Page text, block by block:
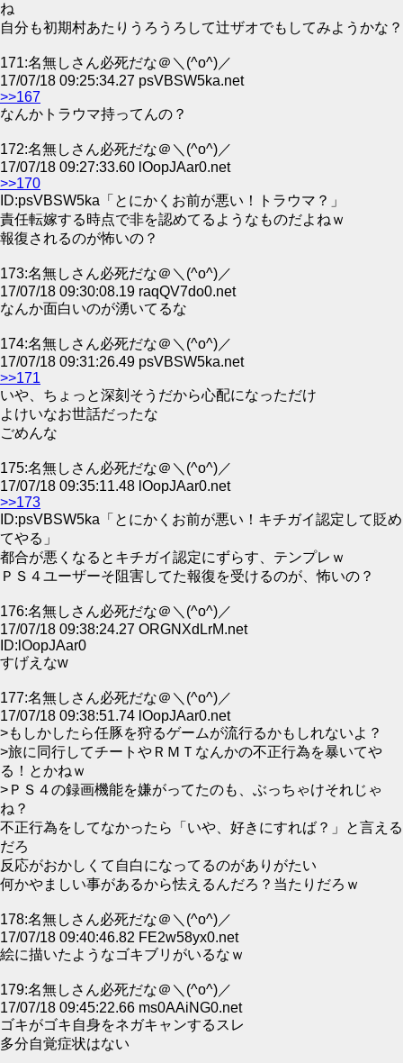
ね
自分も初期村あたりうろうろして辻ザオでもしてみようかな？
171:名無しさん必死だな＠＼(^o^)／
17/07/18 09:25:34.27 psVBSW5ka.net
>>167
なんかトラウマ持ってんの？
172:名無しさん必死だな＠＼(^o^)／
17/07/18 09:27:33.60 lOopJAar0.net
>>170
ID:psVBSW5ka「とにかくお前が悪い！トラウマ？」
責任転嫁する時点で非を認めてるようなものだよねｗ
報復されるのが怖いの？
173:名無しさん必死だな＠＼(^o^)／
17/07/18 09:30:08.19 raqQV7do0.net
なんか面白いのが湧いてるな
174:名無しさん必死だな＠＼(^o^)／
17/07/18 09:31:26.49 psVBSW5ka.net
>>171
いや、ちょっと深刻そうだから心配になっただけ
よけいなお世話だったな
ごめんな
175:名無しさん必死だな＠＼(^o^)／
17/07/18 09:35:11.48 lOopJAar0.net
>>173
ID:psVBSW5ka「とにかくお前が悪い！キチガイ認定して貶め
てやる」
都合が悪くなるとキチガイ認定にずらす、テンプレｗ
ＰＳ４ユーザーそ阻害してた報復を受けるのが、怖いの？
176:名無しさん必死だな＠＼(^o^)／
17/07/18 09:38:24.27 ORGNXdLrM.net
ID:lOopJAar0
すげえなw
177:名無しさん必死だな＠＼(^o^)／
17/07/18 09:38:51.74 lOopJAar0.net
>もしかしたら任豚を狩るゲームが流行るかもしれないよ？
>旅に同行してチートやＲＭＴなんかの不正行為を暴いてや
る！とかねｗ
>ＰＳ４の録画機能を嫌がってたのも、ぶっちゃけそれじゃ
ね？
不正行為をしてなかったら「いや、好きにすれば？」と言える
だろ
反応がおかしくて自白になってるのがありがたい
何かやましい事があるから怯えるんだろ？当たりだろｗ
178:名無しさん必死だな＠＼(^o^)／
17/07/18 09:40:46.82 FE2w58yx0.net
絵に描いたようなゴキブリがいるなｗ
179:名無しさん必死だな＠＼(^o^)／
17/07/18 09:45:22.66 ms0AAiNG0.net
ゴキがゴキ自身をネガキャンするスレ
多分自覚症状はない